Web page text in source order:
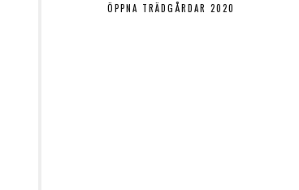
ÖPPNA TRÄDGÅRDAR 2020